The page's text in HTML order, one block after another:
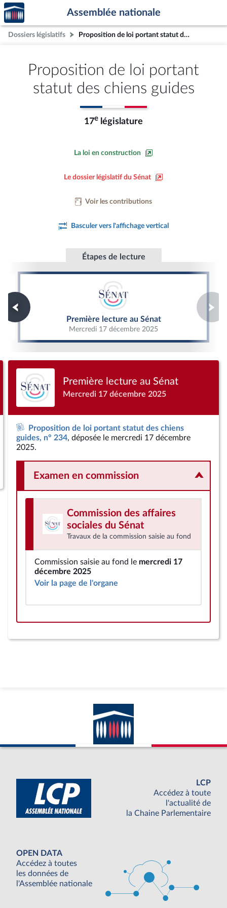
Aller au contenu
Aller en bas de la page
Accèder
à la
page
d'accueil
Assemblée nationale
Dossiers législatifs Proposition de loi portant statut des chiens guides
Proposition de loi portant
statut des chiens guides
17e législature
La loi en construction
Le dossier législatif du Sénat
Voir les contributions
Basculer vers l'affichage vertical
Étapes de lecture
Première lecture au Sénat
Mercredi 17 décembre 2025
Première lecture au Sénat
Première lecture au Sénat
Mercredi 17 décembre 2025
Proposition de loi portant statut des chiens
guides, n° 234, déposée le mercredi 17 décembre
2025.
Examen en commission
Commission des affaires
sociales du Sénat
Travaux de la commission saisie au fond
Commission saisie au fond le mercredi 17
décembre 2025
Voir la page de l'organe
LCP
Accédez à toute
l'actualité de
la Chaine Parlementaire
OPEN DATA
Accédez à toutes
les données de
l'Assemblée nationale